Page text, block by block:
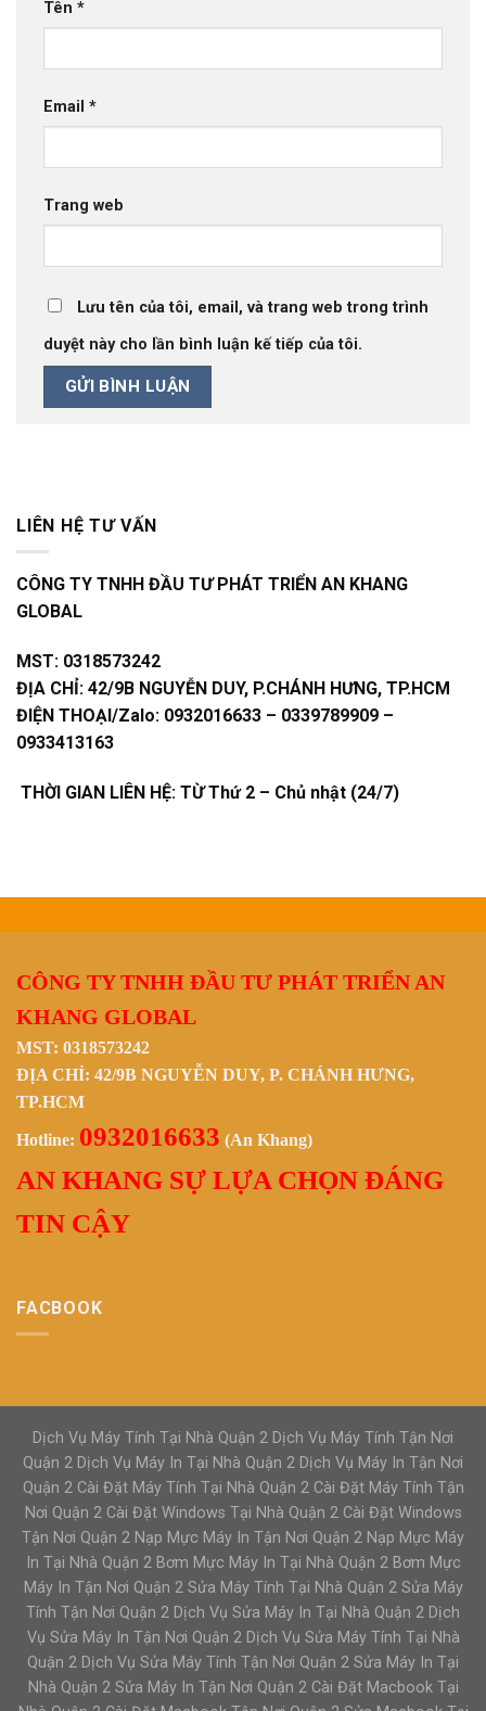
Tên *
Email *
Trang web
Lưu tên của tôi, email, và trang web trong trình
duyệt này cho lần bình luận kế tiếp của tôi.
LIÊN HỆ TƯ VẤN
CÔNG TY TNHH ĐẦU TƯ PHÁT TRIỂN AN KHANG
GLOBAL
MST: 0318573242
ĐỊA CHỈ: 42/9B NGUYỄN DUY, P.CHÁNH HƯNG, TP.HCM
ĐIỆN THOẠI/Zalo: 0932016633 – 0339789909 –
0933413163
THỜI GIAN LIÊN HỆ: TỪ Thứ 2 – Chủ nhật (24/7)
CÔNG TY TNHH ĐẦU TƯ PHÁT TRIỂN AN
KHANG GLOBAL
MST: 0318573242
ĐỊA CHỈ: 42/9B NGUYỄN DUY, P. CHÁNH HƯNG,
TP.HCM
Hotline: 0932016633 (An Khang)
AN KHANG SỰ LỰA CHỌN ĐÁNG
TIN CẬY
FACBOOK
Dịch Vụ Máy Tính Tại Nhà Quận 2 Dịch Vụ Máy Tính Tận Nơi
Quận 2 Dịch Vụ Máy In Tại Nhà Quận 2 Dịch Vụ Máy In Tận Nơi
Quận 2 Cài Đặt Máy Tính Tại Nhà Quận 2 Cài Đặt Máy Tính Tận
Nơi Quận 2 Cài Đặt Windows Tại Nhà Quận 2 Cài Đặt Windows
Tận Nơi Quận 2 Nạp Mực Máy In Tận Nơi Quận 2 Nạp Mực Máy
In Tại Nhà Quận 2 Bơm Mực Máy In Tại Nhà Quận 2 Bơm Mực
Máy In Tận Nơi Quận 2 Sửa Máy Tính Tại Nhà Quận 2 Sửa Máy
Tính Tận Nơi Quận 2 Dịch Vụ Sửa Máy In Tại Nhà Quận 2 Dịch
Vụ Sửa Máy In Tận Nơi Quận 2 Dịch Vụ Sửa Máy Tính Tại Nhà
Quận 2 Dịch Vụ Sửa Máy Tính Tận Nơi Quận 2 Sửa Máy In Tại
Nhà Quận 2 Sửa Máy In Tận Nơi Quận 2 Cài Đặt Macbook Tại